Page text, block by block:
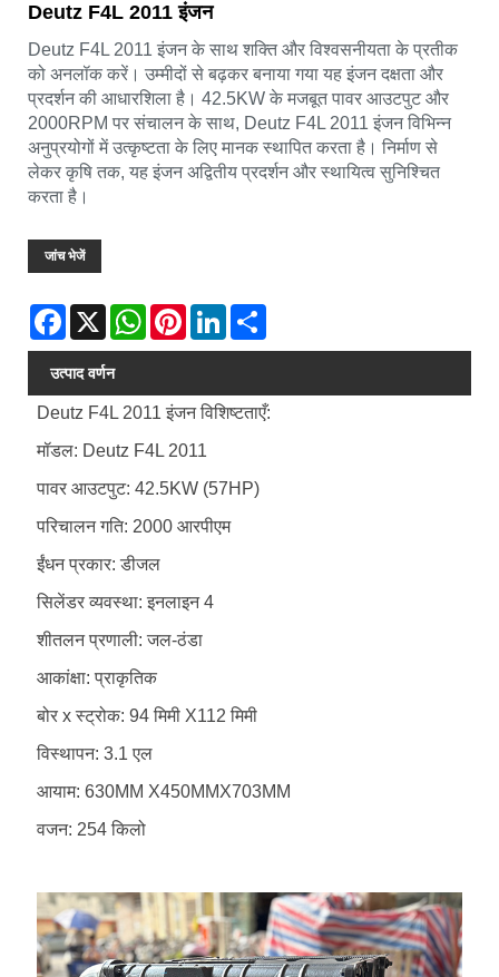
Deutz F4L 2011 इंजन
Deutz F4L 2011 इंजन के साथ शक्ति और विश्वसनीयता के प्रतीक
को अनलॉक करें। उम्मीदों से बढ़कर बनाया गया यह इंजन दक्षता और
प्रदर्शन की आधारशिला है। 42.5KW के मजबूत पावर आउटपुट और
2000RPM पर संचालन के साथ, Deutz F4L 2011 इंजन विभिन्न
अनुप्रयोगों में उत्कृष्टता के लिए मानक स्थापित करता है। निर्माण से
लेकर कृषि तक, यह इंजन अद्वितीय प्रदर्शन और स्थायित्व सुनिश्चित
करता है।
जांच भेजें
Facebook
X WhatsAppPinterestLinkedIn
उत्पाद वर्णन
Deutz F4L 2011 इंजन विशिष्टताएँ:
मॉडल: Deutz F4L 2011
पावर आउटपुट: 42.5KW (57HP)
परिचालन गति: 2000 आरपीएम
ईंधन प्रकार: डीजल
सिलेंडर व्यवस्था: इनलाइन 4
शीतलन प्रणाली: जल-ठंडा
आकांक्षा: प्राकृतिक
बोर x स्ट्रोक: 94 मिमी X112 मिमी
विस्थापन: 3.1 एल
आयाम: 630MM X450MMX703MM
वजन: 254 किलो